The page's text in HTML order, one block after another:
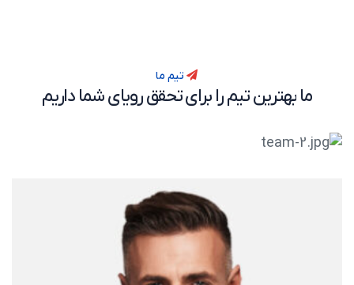
تیم ما
ما بهترینتیمرا برایتحققرویایشما داریم